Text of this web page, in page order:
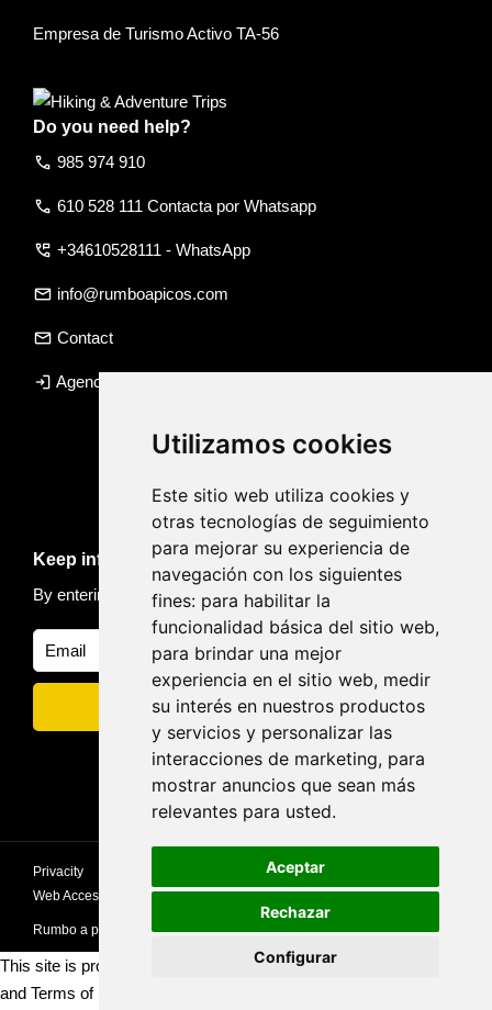
Utilizamos cookies
Este sitio web utiliza cookies y
otras tecnologías de seguimiento
para mejorar su experiencia de
navegación con los siguientes
fines: para habilitar la
funcionalidad básica del sitio web,
para brindar una mejor
experiencia en el sitio web, medir
su interés en nuestros productos
y servicios y personalizar las
interacciones de marketing, para
mostrar anuncios que sean más
relevantes para usted.
Aceptar
Rechazar
Configurar
Empresa de Turismo Activo TA-56
Do you need help?
call 985 974 910
call 610 528 111 Contacta por Whatsapp
perm_phone_msg +34610528111 - WhatsApp
email info@rumboapicos.com
email Contact
login Agency access
Keep informed of news and trips
By entering your email, you accept our Privacy policy
Privacity
Privacy Policy
Web Accessibility Statement
Rumbo a picos
This site is protected by reCAPTCHA and the Google
and Terms of Service